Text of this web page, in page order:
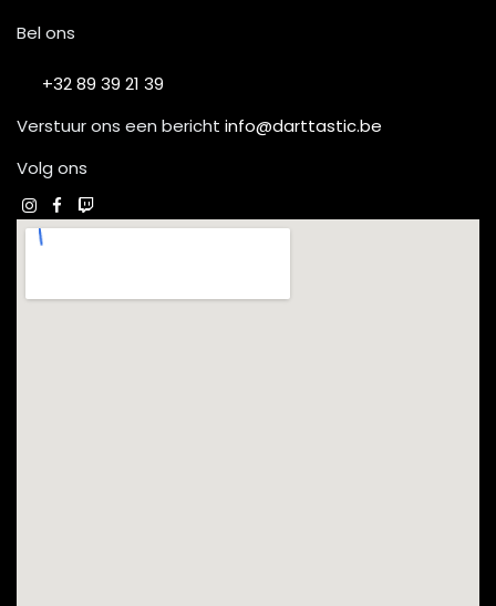
Bel ons
+32 89 39 21 39
Verstuur ons een bericht info@darttastic.be
Volg ons